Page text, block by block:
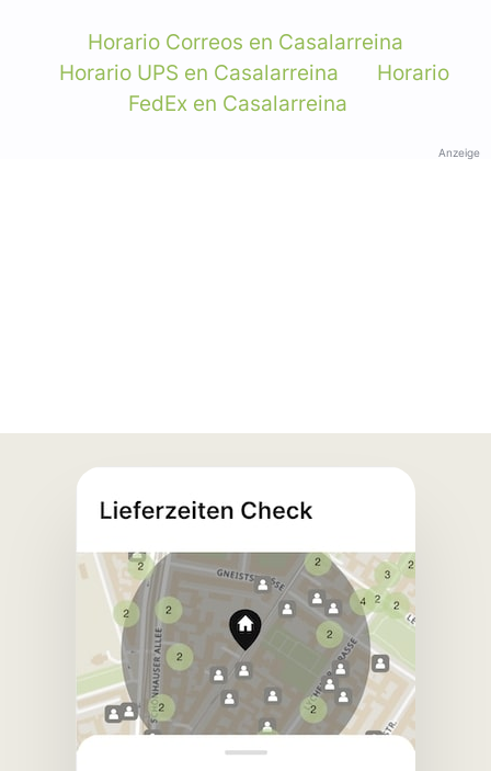
Horario Correos en Casalarreina
Horario UPS en Casalarreina
Horario
FedEx en Casalarreina
Anzeige